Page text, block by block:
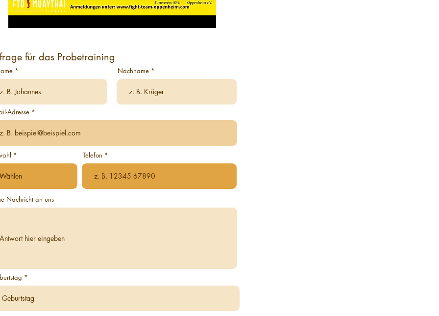
für das Probetraining
Nachname
Adresse
Telefon
Nachricht an uns
*
u
i